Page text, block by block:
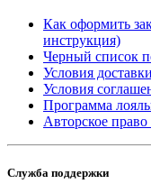
Как оформить
инструкция)
Черный список
Условия
Условия
Программа
Авторское
Служба поддержки